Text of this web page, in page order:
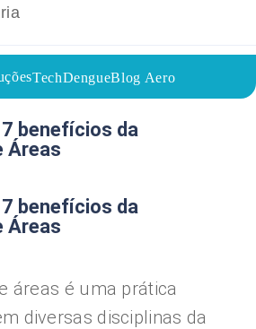
TechDengueBlog Aero
02/09/2023
inicial do blog
benefícios da
Áreas
benefícios da
Áreas
áreas é uma prática
diversas disciplinas da